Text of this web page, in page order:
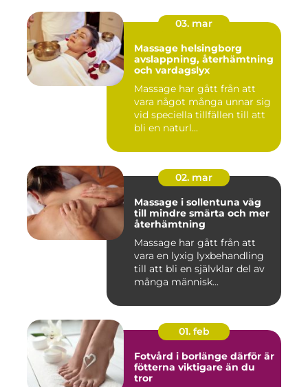
03. mar
Massage helsingborg
avslappning, återhämtning
och vardagslyx
Massage har gått från att
vara något många unnar sig
vid speciella tillfällen till att
bli en naturl...
02. mar
Massage i sollentuna väg
till mindre smärta och mer
återhämtning
Massage har gått från att
vara en lyxig lyxbehandling
till att bli en självklar del av
många människ...
01. feb
Fotvård i borlänge därför är
fötterna viktigare än du
tror